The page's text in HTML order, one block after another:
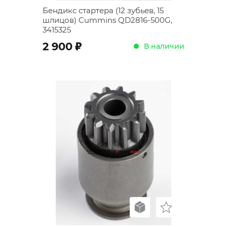
Бендикс стартера (12 зубьев, 15
шлицов) Cummins QD2816-500G,
3415325
2 900 ; В наличии